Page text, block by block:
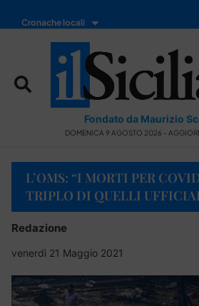
Cronache locali
Fondato da Maurizio
DOMENICA 9 AGOSTO 2026 -
L’OMS: “I MORTI PER
TRIPLO DI QUELLI
Redazione
venerdì 21 Maggio 2021